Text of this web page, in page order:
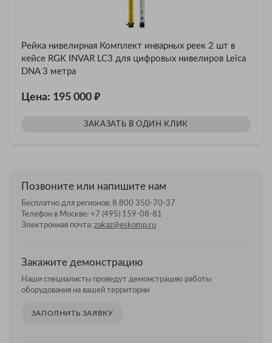
Рейка нивелирная Комплект инварных реек 2 шт в
кейсе RGK INVAR LC3 для цифровых нивелиров Leica
DNA 3 метра
Цена: 195 000 ₽
ЗАКАЗАТЬ В ОДИН КЛИК
Позвоните или напишите нам
Бесплатно для регионов: 8 800 350-70-37
Телефон в Москве: +7 (495) 159-08-81
Электронная почта: zakaz@eskomp.ru
Закажите демонстрацию
Наши специалисты проведут демонстрацию работы
оборудования на вашей территории
ЗАПОЛНИТЬ ЗАЯВКУ